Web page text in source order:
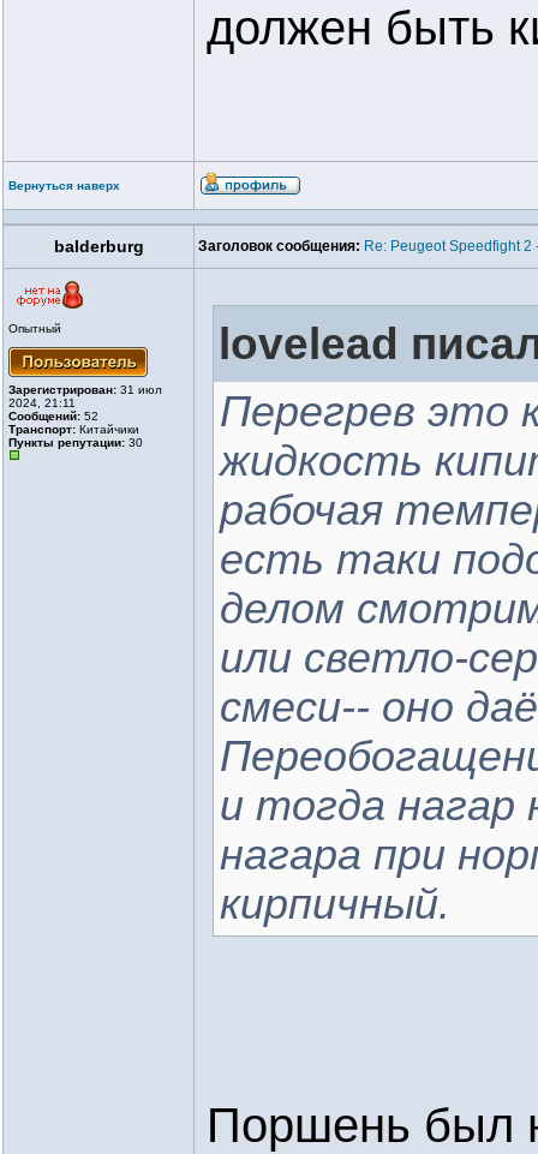
должен быть
Вернуться наверх
balderburg Заголовок сообщения: Re: Peugeot Speedfight 2
Опытный
Зарегистрирован: 31 июл
2024, 21:11
Сообщений: 52
Транспорт: Китайчики
Пункты репутации: 30
lovelead
Перегрев это
жидкость
рабочая
есть таки
делом
или светло-
смеси-- оно
и тогда нагар
нагара при
кирпичный.
Поршень был